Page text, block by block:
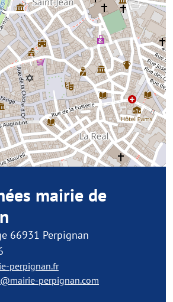
mairie de
66931 Perpignan
perpignan.fr
perpignan.com